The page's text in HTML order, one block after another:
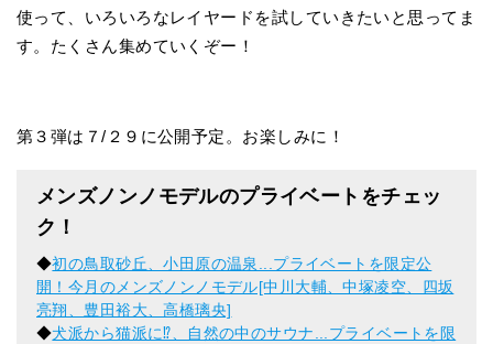
使って、いろいろなレイヤードを試していきたいと思ってま
す。たくさん集めていくぞー！
第３弾は７/２９に公開予定。お楽しみに！
メンズノンノモデルのプライベートをチェッ
ク！
◆初の鳥取砂丘、小田原の温泉...プライベートを限定公
開！今月のメンズノンノモデル[中川大輔、中塚凌空、四坂
亮翔、豊田裕大、高橋璃央]
◆犬派から猫派に⁉︎、自然の中のサウナ...プライベートを限